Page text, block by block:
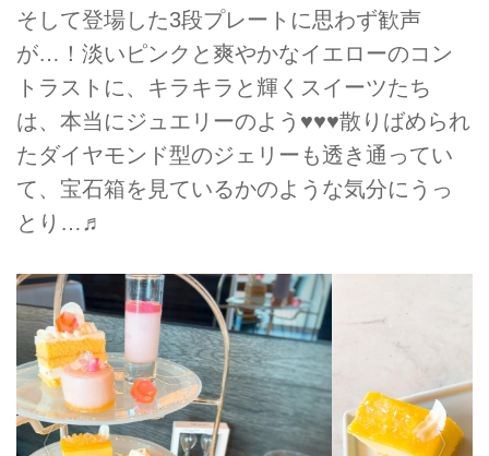
そして登場した3段プレートに思わず歓声
が…！淡いピンクと爽やかなイエローのコン
トラストに、キラキラと輝くスイーツたち
は、本当にジュエリーのよう♥♥♥散りばめられ
たダイヤモンド型のジェリーも透き通ってい
て、宝石箱を見ているかのような気分にうっ
とり…♬